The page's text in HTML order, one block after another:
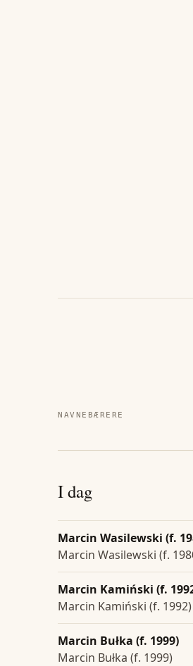
NAVNEBÆRERE
I dag
Marcin Wasilewski (f.
Marcin Wasilewski (f.
Marcin Kamiński (f.
Marcin Kamiński (f. 1992)
Marcin Bułka (f. 1999)
Marcin Bułka (f. 1999)